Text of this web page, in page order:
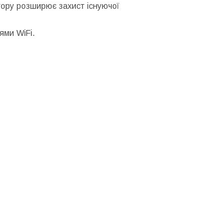
розширює захист існуючої
WiFi.